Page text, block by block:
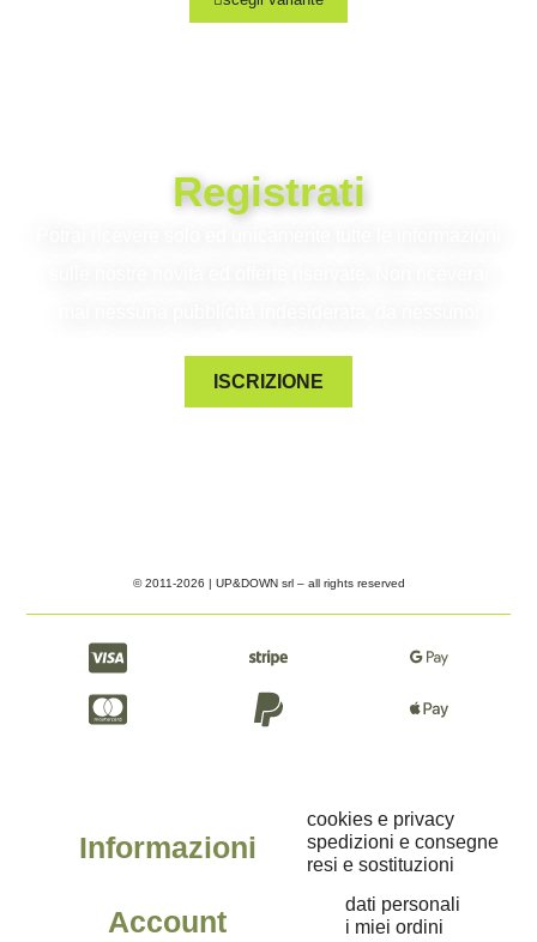
Registrati
ISCRIZIONE
© 2011-2026 | UP&DOWN srl – all rights reserved
Informazioni
Account
cookies e privacy
spedizioni e consegne
resi e sostituzioni
dati personali
i miei ordini